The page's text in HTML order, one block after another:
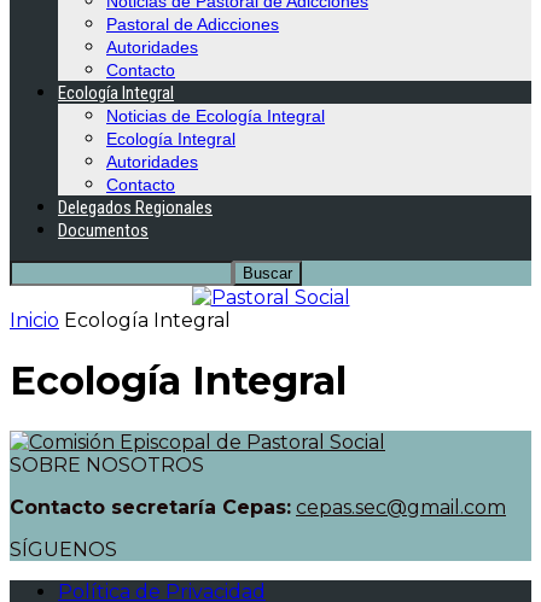
Pastoral de Adicciones
Autoridades
Contacto
Ecología Integral
Noticias de Ecología Integral
Ecología Integral
Autoridades
Contacto
Delegados Regionales
Documentos
Inicio Ecología Integral
Ecología Integral
SOBRE NOSOTROS
Contacto secretaría Cepas: cepas.sec@gmail.com
SÍGUENOS
Política de Privacidad